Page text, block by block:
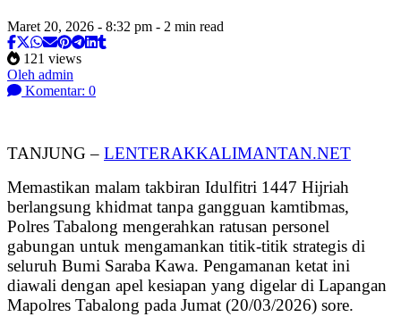
Maret 20, 2026 - 8:32 pm - 2 min read
121 views
Oleh admin
Komentar: 0
TANJUNG – LENTERAKKALIMANTAN.NET
Memastikan malam takbiran Idulfitri 1447 Hijriah
berlangsung khidmat tanpa gangguan kamtibmas,
Polres Tabalong mengerahkan ratusan personel
gabungan untuk mengamankan titik-titik strategis di
seluruh Bumi Saraba Kawa. Pengamanan ketat ini
diawali dengan apel kesiapan yang digelar di Lapangan
Mapolres Tabalong pada Jumat (20/03/2026) sore.